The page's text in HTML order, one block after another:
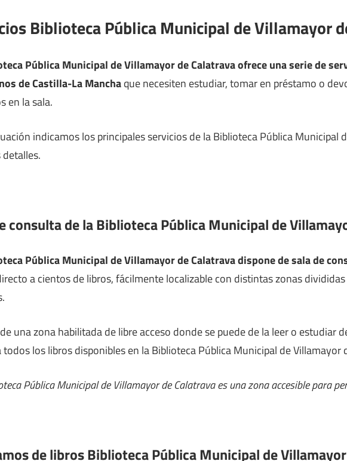
Biblioteca Pública Municipal de Villamayor
Pública Municipal de Villamayor de Calatrava ofrece una serie de
de Castilla-La Manchaque necesiten estudiar, tomar en préstamo o
en la sala.
indicamos los principales servicios de la Biblioteca Pública Municipal
consulta de la Biblioteca Pública Municipal de
Pública Municipal de Villamayor de Calatrava dispone de sala de
a cientos de libros, fácilmente localizable con distintas zonas
una zona habilitada de libre acceso donde se puede de la leer o estudiar
todos los libros disponibles en la Biblioteca Pública Municipal de Villamayor
Pública Municipal de Villamayor de Calatrava es una zona accesible para
de libros Biblioteca Pública Municipal de